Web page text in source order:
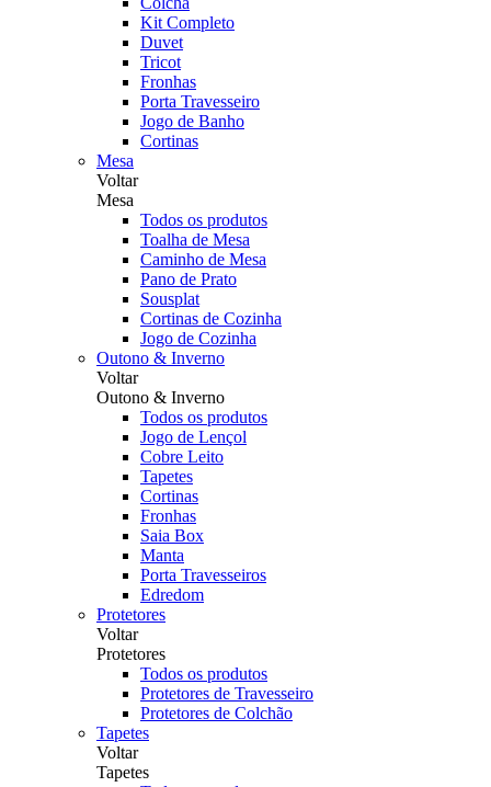
Kit Completo
Duvet
Tricot
Fronhas
Porta Travesseiro
Jogo de Banho
Cortinas
Mesa
Voltar
Mesa
Todos os produtos
Toalha de Mesa
Caminho de Mesa
Pano de Prato
Sousplat
Cortinas de Cozinha
Jogo de Cozinha
Outono & Inverno
Voltar
Outono & Inverno
Todos os produtos
Jogo de Lençol
Cobre Leito
Tapetes
Cortinas
Fronhas
Saia Box
Manta
Porta Travesseiros
Edredom
Protetores
Voltar
Protetores
Todos os produtos
Protetores de Travesseiro
Protetores de Colchão
Tapetes
Voltar
Tapetes